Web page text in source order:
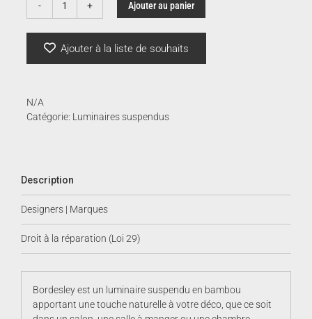
quantité
Ajouter au panier
Ajouter à la liste de souhaits
N/A
Catégorie: Luminaires suspendus
Description
Designers | Marques
Droit à la réparation (Loi 29)
Bordesley est un luminaire suspendu en bambou
apportant une touche naturelle à votre déco, que ce soit